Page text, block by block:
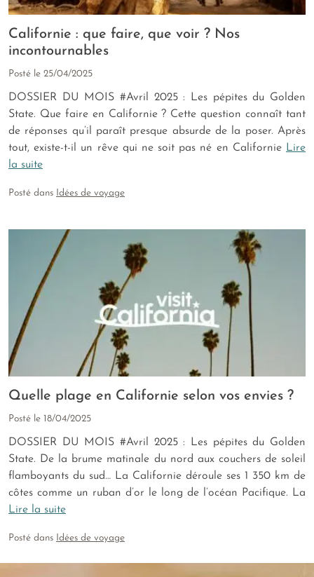
Californie : que faire, que voir ? Nos
incontournables
Posté le 25/04/2025
DOSSIER DU MOIS #Avril 2025 : Les pépites du Golden
State. Que faire en Californie ? Cette question connaît tant
de réponses qu’il paraît presque absurde de la poser. Après
tout, existe-t-il un rêve qui ne soit pas né en Californie Lire
la suite
Posté dans Idées de voyage
Quelle plage en Californie selon vos envies ?
Posté le 18/04/2025
DOSSIER DU MOIS #Avril 2025 : Les pépites du Golden
State. De la brume matinale du nord aux couchers de soleil
flamboyants du sud… La Californie déroule ses 1 350 km de
côtes comme un ruban d’or le long de l’océan Pacifique. La
Lire la suite
Posté dans Idées de voyage